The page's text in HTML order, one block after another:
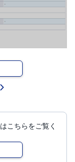
こちらをご覧く